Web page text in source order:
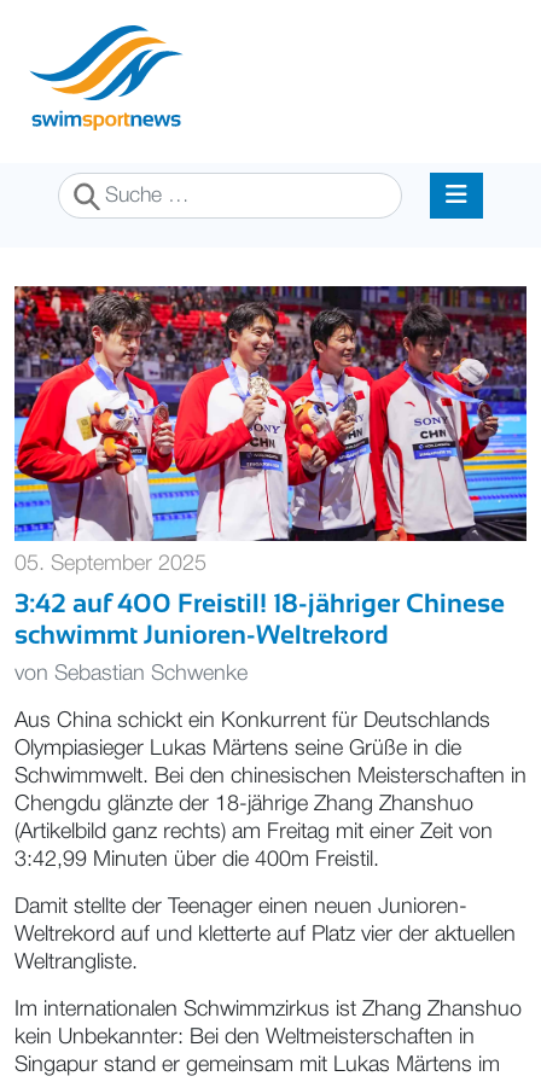
Suchen
05. September 2025
3:42 auf 400 Freistil! 18-jähriger Chinese
schwimmt Junioren-Weltrekord
von Sebastian Schwenke
Aus China schickt ein Konkurrent für Deutschlands
Olympiasieger Lukas Märtens seine Grüße in die
Schwimmwelt. Bei den chinesischen Meisterschaften in
Chengdu glänzte der 18-jährige Zhang Zhanshuo
(Artikelbild ganz rechts) am Freitag mit einer Zeit von
3:42,99 Minuten über die 400m Freistil.
Damit stellte der Teenager einen neuen Junioren-
Weltrekord auf und kletterte auf Platz vier der aktuellen
Weltrangliste.
Im internationalen Schwimmzirkus ist Zhang Zhanshuo
kein Unbekannter: Bei den Weltmeisterschaften in
Singapur stand er gemeinsam mit Lukas Märtens im